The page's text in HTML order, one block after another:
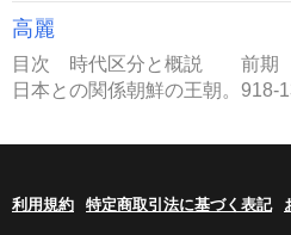
高麗
目次 時代区分と概説
日本との関係朝鮮の王朝。918-
利用規約 特定商取引法に基づく表記